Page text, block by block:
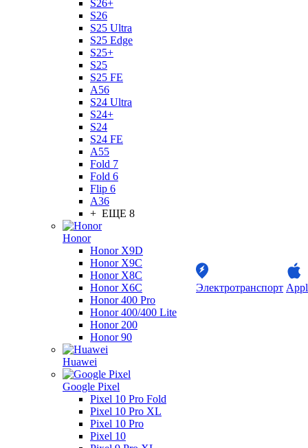
S26+
S26
S25 Ultra
S25 Edge
S25+
S25
S25 FE
A56
S24 Ultra
S24+
S24
S24 FE
A55
Fold 7
Fold 6
Flip 6
A36
+ ЕЩЕ 8
Honor
Honor X9D
Honor X9C
Honor X8C
Honor X6C
Honor 400 Pro
Honor 400/400 Lite
Honor 200
Honor 90
Huawei
Google Pixel
Pixel 10 Pro Fold
Pixel 10 Pro XL
Pixel 10 Pro
Pixel 10
Электротранспорт